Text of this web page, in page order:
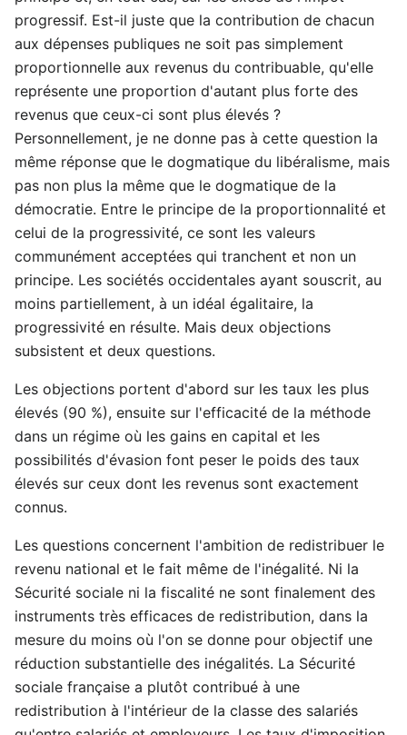
progressif. Est-il juste que la contribution de chacun
aux dépenses publiques ne soit pas simplement
proportionnelle aux revenus du contribuable, qu'elle
représente une proportion d'autant plus forte des
revenus que ceux-ci sont plus élevés ?
Personnellement, je ne donne pas à cette question la
même réponse que le dogmatique du libéralisme, mais
pas non plus la même que le dogmatique de la
démocratie. Entre le principe de la proportionnalité et
celui de la progressivité, ce sont les valeurs
communément acceptées qui tranchent et non un
principe. Les sociétés occidentales ayant souscrit, au
moins partiellement, à un idéal égalitaire, la
progressivité en résulte. Mais deux objections
subsistent et deux questions.
Les objections portent d'abord sur les taux les plus
élevés (90 %), ensuite sur l'efficacité de la méthode
dans un régime où les gains en capital et les
possibilités d'évasion font peser le poids des taux
élevés sur ceux dont les revenus sont exactement
connus.
Les questions concernent l'ambition de redistribuer le
revenu national et le fait même de l'inégalité. Ni la
Sécurité sociale ni la fiscalité ne sont finalement des
instruments très efficaces de redistribution, dans la
mesure du moins où l'on se donne pour objectif une
réduction substantielle des inégalités. La Sécurité
sociale française a plutôt contribué à une
redistribution à l'intérieur de la classe des salariés